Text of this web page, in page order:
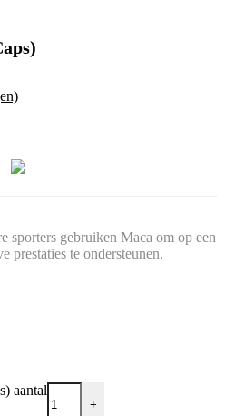
sporters gebruiken Maca om op een
prestaties te ondersteunen.
aantal
+